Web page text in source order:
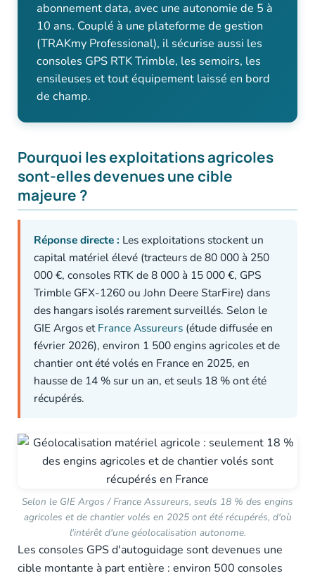
abonnement data, avec une autonomie de 5 à
10 ans. Couplé à une plateforme de gestion
(TRAKmy Professional), il sécurise aussi les
consoles GPS RTK Trimble, les semoirs, les
ensileuses et tout équipement laissé en bord
de champ.
Pourquoi les exploitations agricoles
sont-elles devenues une cible
majeure ?
Réponse directe : Les exploitations stockent un
capital matériel élevé (tracteurs de 80 000 à 250
000 €, consoles RTK de 8 000 à 15 000 €, GPS
Trimble GFX-1260 ou John Deere StarFire) dans
des hangars isolés rarement surveillés. Selon le
GIE Argos etFrance Assureurs (étude diffusée en
février 2026), environ 1 500 engins agricoles et de
chantier ont été volés en France en 2025, en
hausse de 14 % sur un an, et seuls 18 % ont été
récupérés.
Selon le GIE Argos / France Assureurs, seuls 18 % des engins
agricoles et de chantier volés en 2025 ont été récupérés, d'où
l'intérêt d'une géolocalisation autonome.
Les consoles GPS d'autoguidage sont devenues une
cible montante à part entière : environ 500 consoles